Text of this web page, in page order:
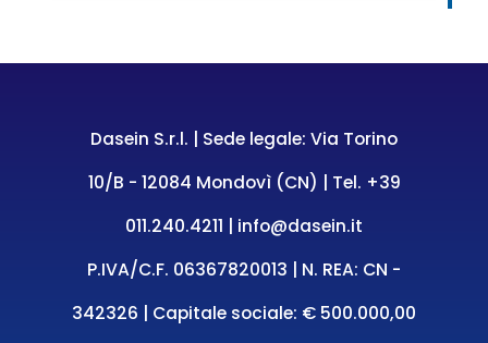
Dasein S.r.l. | Sede legale: Via Torino
10/B - 12084 Mondovì (CN) | Tel. +39
011.240.4211 | info@dasein.it
P.IVA/C.F. 06367820013 | N. REA: CN -
342326 | Capitale sociale: € 500.000,00